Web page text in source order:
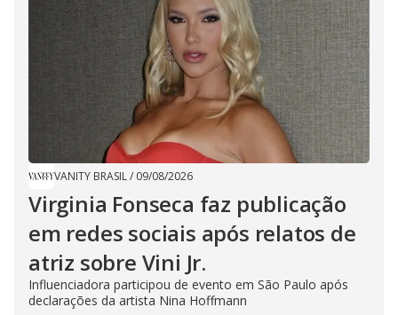
VANITY BRASIL/ 09/08/2026
Virginia Fonseca faz publicação
em redes sociais após relatos de
atriz sobre Vini Jr.
Influenciadora participou de evento em São Paulo após
declarações da artista Nina Hoffmann